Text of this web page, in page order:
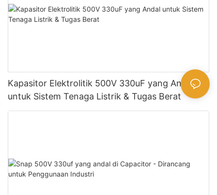
Kapasitor Elektrolitik 500V 330uF yang Andal
untuk Sistem Tenaga Listrik & Tugas Berat